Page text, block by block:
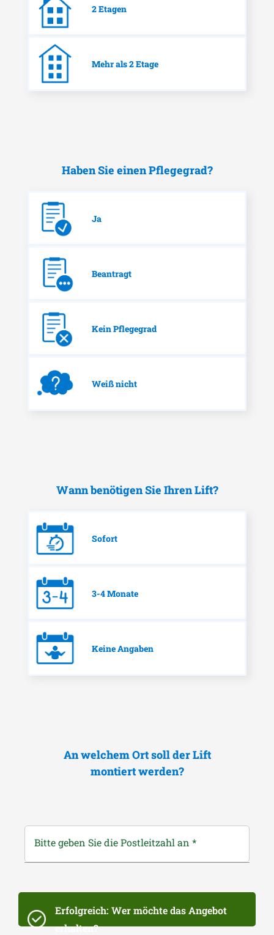
2 Etagen
Mehr als 2 Etage
Haben Sie einen Pflegegrad?
Ja
Beantragt
Kein Pflegegrad
Weiß nicht
Wann benötigen Sie Ihren Lift?
Sofort
3-4 Monate
Keine Angaben
An welchem Ort soll der Lift
montiert werden?
Bitte geben Sie die Postleitzahl an *
Erfolgreich: Wer möchte das Angebot
erhalten?